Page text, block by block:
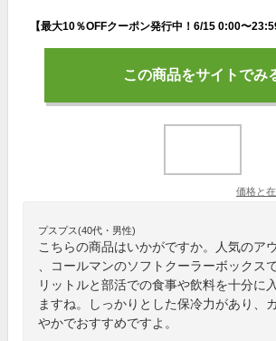
この商品をサイトでみ
価格と
プスプス(40代・男性)
こちらの商品はいかがですか。人気のア
、コールマンのソフトクーラーボックス
リットルと部活での食事や飲料を十分に
ますね。しっかりとした保冷力があり、
やかでおすすめですよ。